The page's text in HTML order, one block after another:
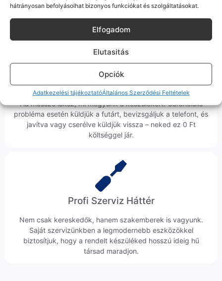
hátrányosan befolyásolhat bizonyos funkciókat és szolgáltatásokat.
Elfogadom
Elutasitás
Opciók
Adatkezelési tájékoztatóÁltalános Szerződési Feltételek
hanem megoldást. Szakértő kollégáink azonnal kézbe
veszik az ügyedet.
Ingyenes Futár & Szerviz
Ha messze laksz, mi megyünk a készülékért. Garanciális
probléma esetén küldjük a futárt, bevizsgáljuk a telefont, és
javítva vagy cserélve küldjük vissza – neked ez 0 Ft
költséggel jár.
Profi Szerviz Háttér
Nem csak kereskedők, hanem szakemberek is vagyunk.
Saját szervizünkben a legmodernebb eszközökkel
biztosítjuk, hogy a rendelt készüléked hosszú ideig hű
társad maradjon.